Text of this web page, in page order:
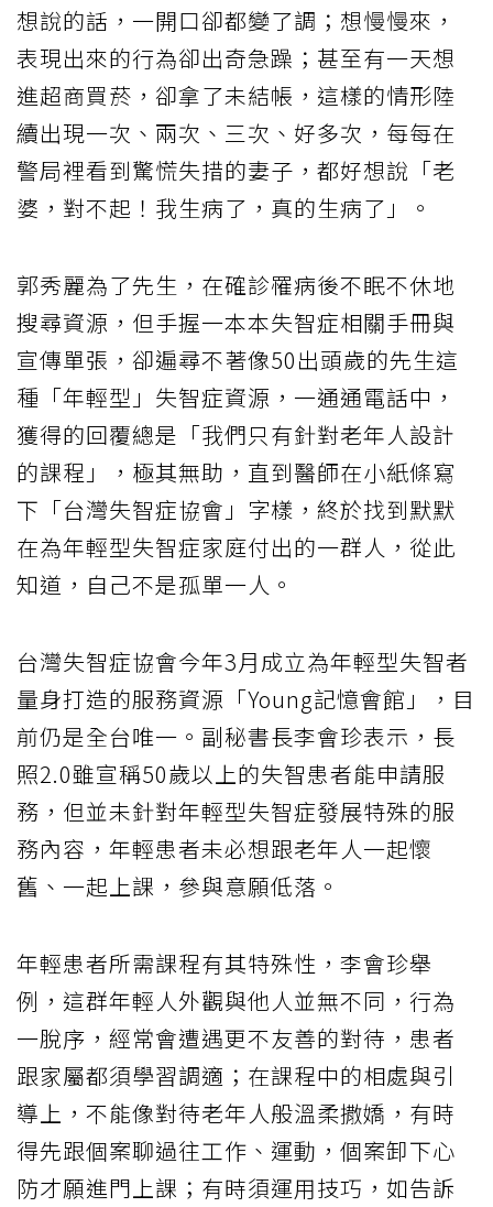
想說的話，一開口卻都變了調；想慢慢來，
表現出來的行為卻出奇急躁；甚至有一天想
進超商買菸，卻拿了未結帳，這樣的情形陸
續出現一次、兩次、三次、好多次，每每在
警局裡看到驚慌失措的妻子，都好想說「老
婆，對不起！我生病了，真的生病了」。
郭秀麗為了先生，在確診罹病後不眠不休地
搜尋資源，但手握一本本失智症相關手冊與
宣傳單張，卻遍尋不著像50出頭歲的先生這
種「年輕型」失智症資源，一通通電話中，
獲得的回覆總是「我們只有針對老年人設計
的課程」，極其無助，直到醫師在小紙條寫
下「台灣失智症協會」字樣，終於找到默默
在為年輕型失智症家庭付出的一群人，從此
知道，自己不是孤單一人。
台灣失智症協會今年3月成立為年輕型失智者
量身打造的服務資源「Young記憶會館」，目
前仍是全台唯一。副秘書長李會珍表示，長
照2.0雖宣稱50歲以上的失智患者能申請服
務，但並未針對年輕型失智症發展特殊的服
務內容，年輕患者未必想跟老年人一起懷
舊、一起上課，參與意願低落。
年輕患者所需課程有其特殊性，李會珍舉
例，這群年輕人外觀與他人並無不同，行為
一脫序，經常會遭遇更不友善的對待，患者
跟家屬都須學習調適；在課程中的相處與引
導上，不能像對待老年人般溫柔撒嬌，有時
得先跟個案聊過往工作、運動，個案卸下心
防才願進門上課；有時須運用技巧，如告訴